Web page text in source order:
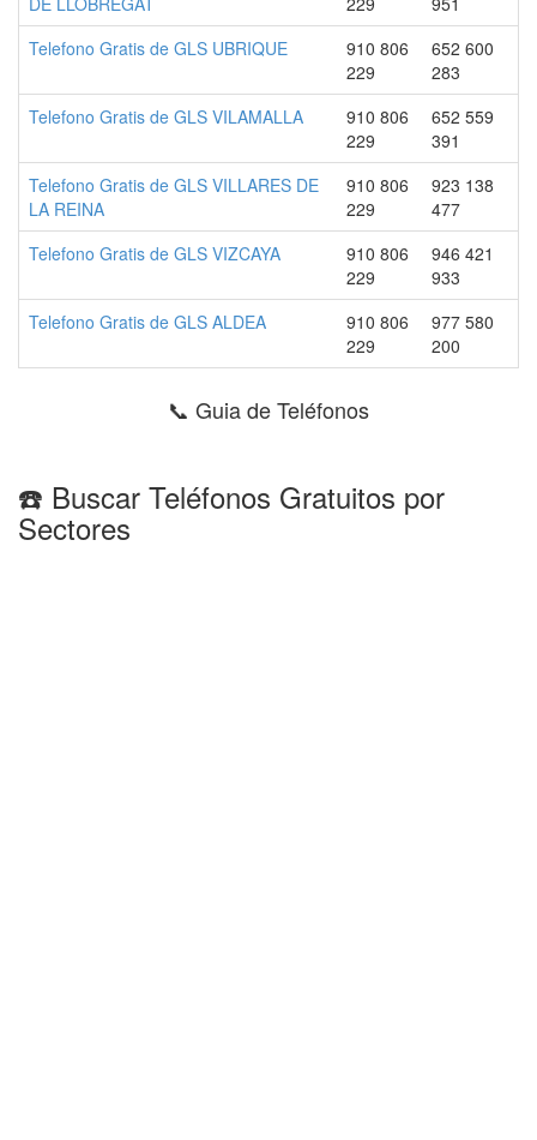
Telefono Gratis de GLS UBRIQUE
910 806
229
652 600
283
Telefono Gratis de GLS VILAMALLA
910 806
229
652 559
391
Telefono Gratis de GLS VILLARES DE
LA REINA
910 806
229
923 138
477
Telefono Gratis de GLS VIZCAYA
910 806
229
946 421
933
Telefono Gratis de GLS ALDEA
910 806
229
977 580
200
📞 Guia de Teléfonos
☎️ Buscar Teléfonos Gratuitos por
Sectores